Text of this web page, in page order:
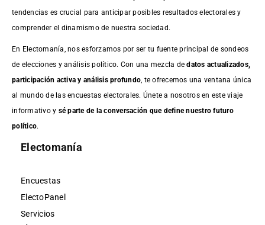
tendencias es crucial para anticipar posibles resultados electorales y
comprender el dinamismo de nuestra sociedad.
En Electomanía, nos esforzamos por ser tu fuente principal de sondeos
de elecciones y análisis político. Con una mezcla dedatos actualizados,
participación activa y análisis profundo , te ofrecemos una ventana única
al mundo de las encuestas electorales. Únete a nosotros en este viaje
informativo y sé parte de la conversación que define nuestro futuro
político.
Electomanía
Encuestas
ElectoPanel
Servicios